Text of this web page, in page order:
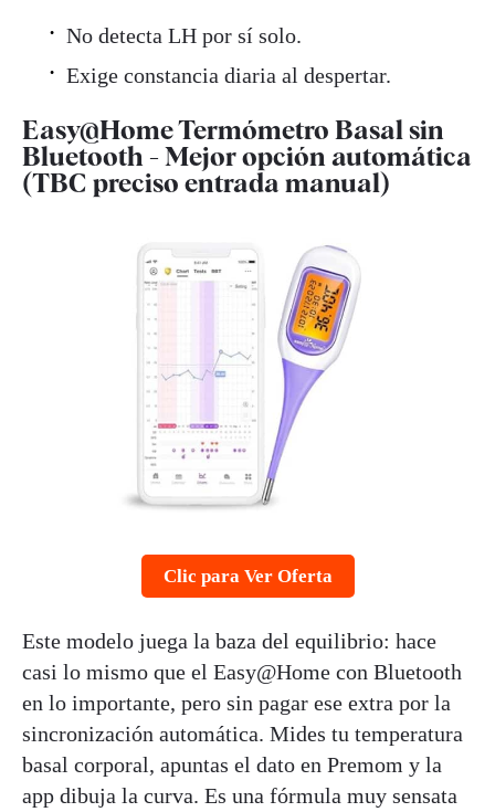
No detecta LH por sí solo.
Exige constancia diaria al despertar.
Easy@Home Termómetro Basal sin
Bluetooth - Mejor opción automática
(TBC preciso entrada manual)
Clic para Ver Oferta
Este modelo juega la baza del equilibrio: hace
casi lo mismo que el Easy@Home con Bluetooth
en lo importante, pero sin pagar ese extra por la
sincronización automática. Mides tu temperatura
basal corporal, apuntas el dato en Premom y la
app dibuja la curva. Es una fórmula muy sensata